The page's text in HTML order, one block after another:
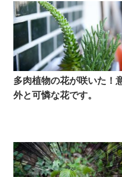
多肉植物の花が咲いた！
外と可憐な花です。